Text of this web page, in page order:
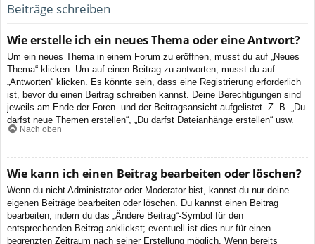
Beiträge schreiben
Wie erstelle ich ein neues Thema oder eine Antwort?
Um ein neues Thema in einem Forum zu eröffnen, musst du auf „Neues
Thema“ klicken. Um auf einen Beitrag zu antworten, musst du auf
„Antworten“ klicken. Es könnte sein, dass eine Registrierung erforderlich
ist, bevor du einen Beitrag schreiben kannst. Deine Berechtigungen sind
jeweils am Ende der Foren- und der Beitragsansicht aufgelistet. Z. B. „Du
darfst neue Themen erstellen“, „Du darfst Dateianhänge erstellen“ usw.
Nach oben
Wie kann ich einen Beitrag bearbeiten oder löschen?
Wenn du nicht Administrator oder Moderator bist, kannst du nur deine
eigenen Beiträge bearbeiten oder löschen. Du kannst einen Beitrag
bearbeiten, indem du das „Ändere Beitrag“-Symbol für den
entsprechenden Beitrag anklickst; eventuell ist dies nur für einen
begrenzten Zeitraum nach seiner Erstellung möglich. Wenn bereits